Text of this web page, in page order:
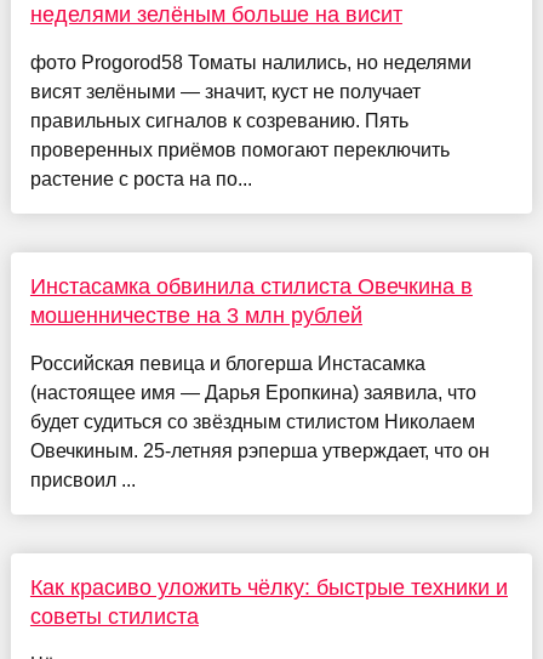
неделями зелёным больше на висит
фото Progorod58 Томаты налились, но неделями
висят зелёными — значит, куст не получает
правильных сигналов к созреванию. Пять
проверенных приёмов помогают переключить
растение с роста на по...
Инстасамка обвинила стилиста Овечкина в
мошенничестве на 3 млн рублей
Российская певица и блогерша Инстасамка
(настоящее имя — Дарья Еропкина) заявила, что
будет судиться со звёздным стилистом Николаем
Овечкиным. 25-летняя рэперша утверждает, что он
присвоил ...
Как красиво уложить чёлку: быстрые техники и
советы стилиста